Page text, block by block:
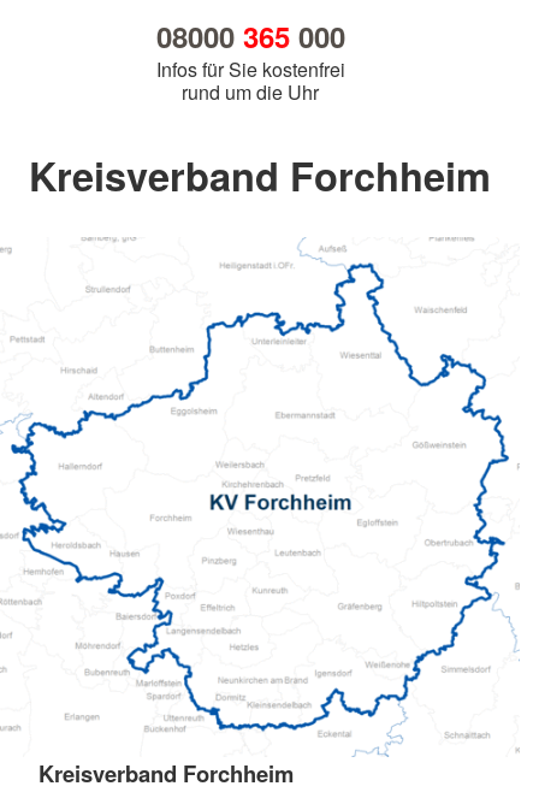
08000 365000
Infos für Sie kostenfrei
rund um die Uhr
Kreisverband Forchheim
Kreisverband Forchheim